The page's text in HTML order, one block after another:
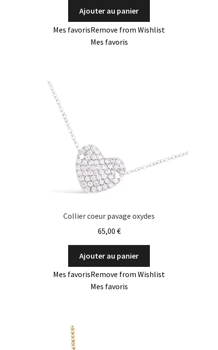
Ajouter au panier
Mes favorisRemove from Wishlist
Mes favoris
Collier coeur pavage oxydes
65,00 €
Ajouter au panier
Mes favorisRemove from Wishlist
Mes favoris